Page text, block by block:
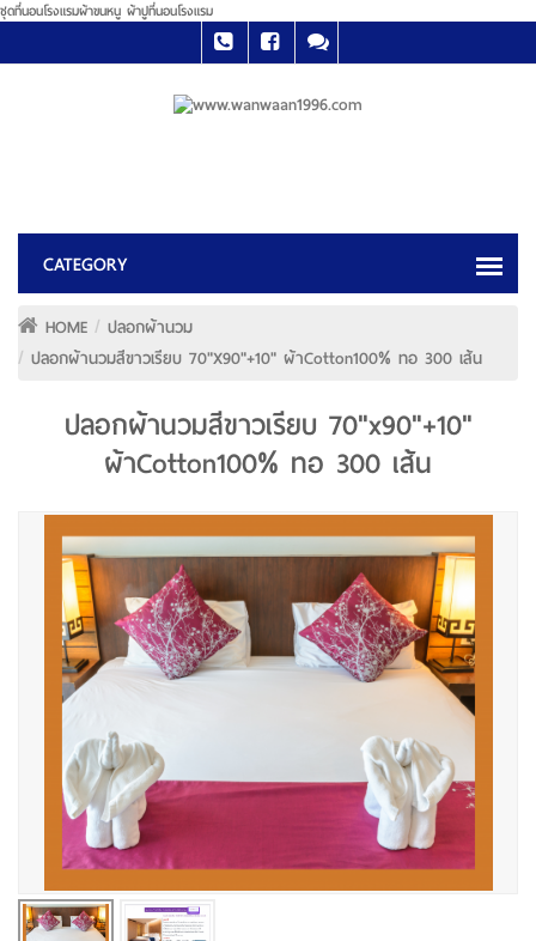
ชุดที่นอนโรงแรมผ้าขนหนู ผ้าปูที่นอนโรงแรม
HOME
ปลอกผ้านวม
ปลอกผ้านวมสีขาวเรียบ 70"x90"+10" ผ้าCotton100% ทอ 300 เส้น
ปลอกผ้านวมสีขาวเรียบ 70"x90"+10"
ผ้าCotton100% ทอ 300 เส้น